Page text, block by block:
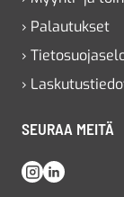
› Palautukset
›
›
SEURAA MEITÄ
Instagram
LinkedIn